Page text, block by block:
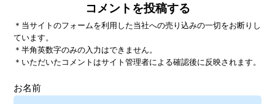
コメントを投稿する
＊当サイトのフォームを利用した当社への売り込みの一切をお断りし
ています。
＊半角英数字のみの入力はできません。
＊いただいたコメントはサイト管理者による確認後に反映されます。
お名前